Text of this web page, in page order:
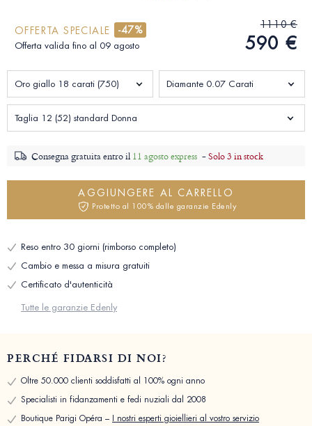
OFFERTA SPECIALE -47%
Offerta valida fino al 09 agosto
1110 €
590 €
Oro giallo 18 carati (750) Diamante 0.07 Carati
Taglia 12 (52) standard Donna
Consegna gratuita entro il 11 agosto express -Solo 3 in stock
AGGIUNGERE AL CARRELLO
Protetto al 100% dalle garanzie Edenly
Reso entro 30 giorni (rimborso completo)
Cambio e messa a misura gratuiti
Certificato d'autenticità
Tutte le garanzie Edenly
PERCHÉ FIDARSI DI NOI?
Oltre 50.000 clienti soddisfatti al 100% ogni anno
Specialisti in fidanzamenti e fedi nuziali dal 2008
Boutique Parigi Opéra – I nostri esperti gioiellieri al vostro servizio